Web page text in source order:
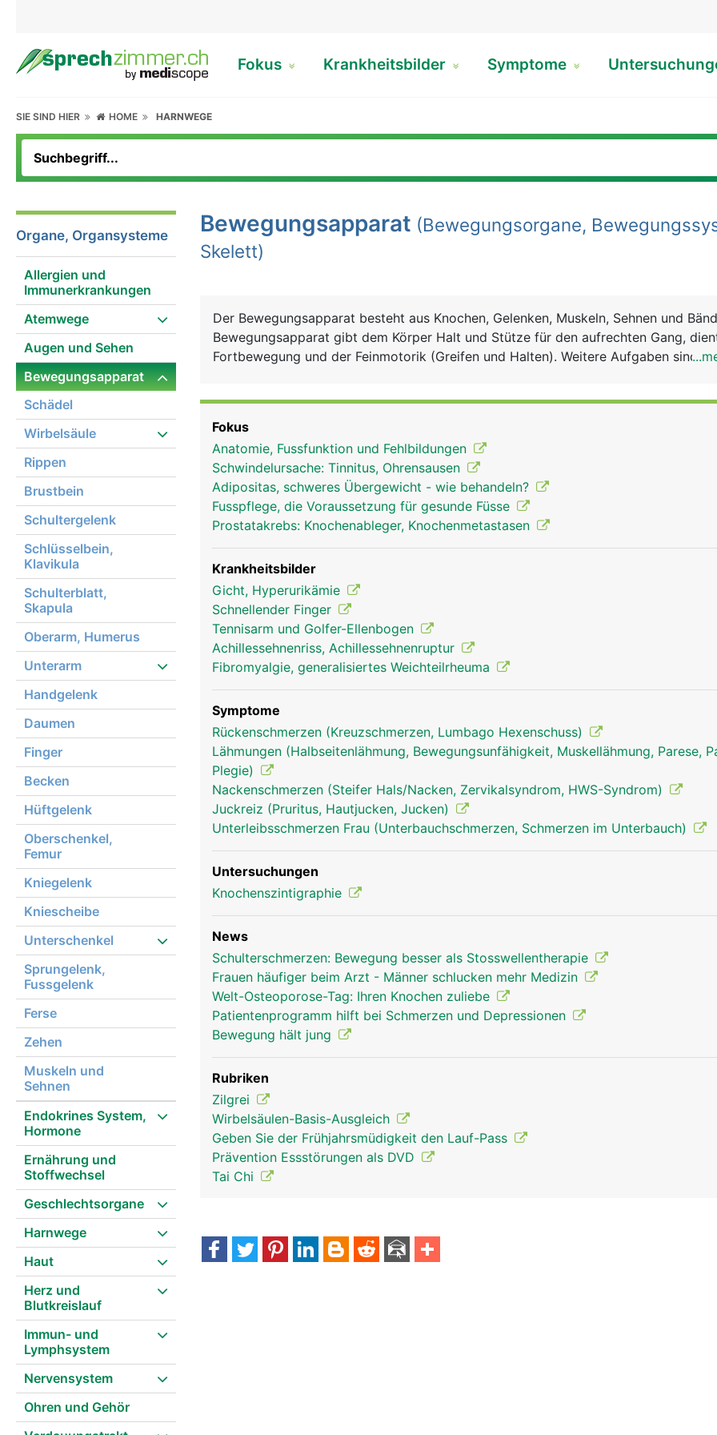
Fokus Krankheitsbilder Symptome
SIE SIND HIER HOME HARNWEGE
Organe, Organsysteme
Allergien und
Immunerkrankungen
Atemwege
Augen und Sehen
Bewegungsapparat
Schädel
Wirbelsäule
Rippen
Brustbein
Schultergelenk
Schlüsselbein,
Klavikula
Schulterblatt,
Skapula
Oberarm, Humerus
Unterarm
Handgelenk
Daumen
Finger
Becken
Hüftgelenk
Oberschenkel,
Femur
Kniegelenk
Kniescheibe
Unterschenkel
Sprungelenk,
Fussgelenk
Ferse
Zehen
Muskeln und
Sehnen
Endokrines System,
Hormone
Ernährung und
Stoffwechsel
Geschlechtsorgane
Harnwege
Haut
Herz und
Blutkreislauf
Immun- und
Lymphsystem
Nervensystem
Ohren und Gehör
Bewegungsapparat (Bewegungsorgane,
Skelett)
Der Bewegungsapparat besteht aus Knochen, Gelenken, Muskeln, Sehnen und
Bewegungsapparat gibt dem Körper Halt und Stütze für den aufrechten Gang,
Fortbewegung und der Feinmotorik (Greifen und Halten). Weitere Aufgaben sind
Fokus
Anatomie, Fussfunktion und Fehlbildungen
Schwindelursache: Tinnitus, Ohrensausen
Adipositas, schweres Übergewicht - wie behandeln?
Fusspflege, die Voraussetzung für gesunde Füsse
Prostatakrebs: Knochenableger, Knochenmetastasen
Krankheitsbilder
Gicht, Hyperurikämie
Schnellender Finger
Tennisarm und Golfer-Ellenbogen
Achillessehnenriss, Achillessehnenruptur
Fibromyalgie, generalisiertes Weichteilrheuma
Symptome
Rückenschmerzen (Kreuzschmerzen, Lumbago Hexenschuss)
Lähmungen (Halbseitenlähmung, Bewegungsunfähigkeit, Muskellähmung, Parese,
Plegie)
Nackenschmerzen (Steifer Hals/Nacken, Zervikalsyndrom, HWS-Syndrom)
Juckreiz (Pruritus, Hautjucken, Jucken)
Unterleibsschmerzen Frau (Unterbauchschmerzen, Schmerzen im Unterbauch)
Untersuchungen
Knochenszintigraphie
News
Schulterschmerzen: Bewegung besser als Stosswellentherapie
Frauen häufiger beim Arzt - Männer schlucken mehr Medizin
Welt-Osteoporose-Tag: Ihren Knochen zuliebe
Patientenprogramm hilft bei Schmerzen und Depressionen
Bewegung hält jung
Rubriken
Zilgrei
Wirbelsäulen-Basis-Ausgleich
Geben Sie der Frühjahrsmüdigkeit den Lauf-Pass
Prävention Essstörungen als DVD
Tai Chi